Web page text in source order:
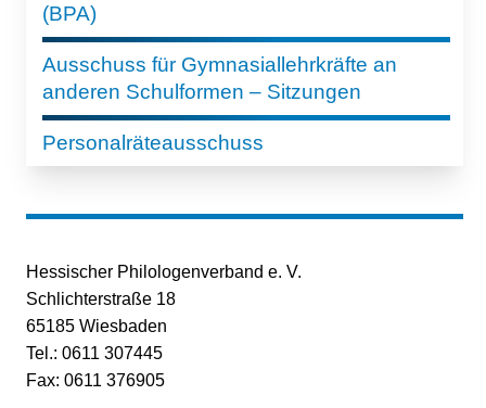
(BPA)
Ausschuss für Gymnasiallehrkräfte an
anderen Schulformen – Sitzungen
Personalräteausschuss
Hessischer Philologenverband e. V.
Schlichterstraße 18
65185 Wiesbaden
Tel.: 0611 307445
Fax: 0611 376905